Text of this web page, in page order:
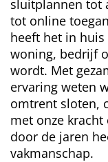
sluitplannen tot
tot online
heeft het in
woning, bedrijf
wordt. Met
ervaring weten
omtrent sloten,
met onze
door de jaren
vakmanschap.